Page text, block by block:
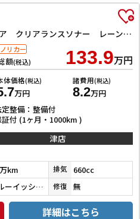
PAリミテッド 両側スライドドア クリアランスソナー レーンアシスト 衝突被害軽減システム オートライト キーレスエントリー アイドリングストップ CVT ESC エアコン パワーステアリング パワーウィンドウ
額(税込) 133.9万円
体価格(税込)
万円
諸費用(税込)
8.2万円
定整備：整備付
付 (1ヶ月・1000km )
リカー
津店
km 排気 660cc
ブルーイッシュブラックパール３ 修復 無
詳細はこちら